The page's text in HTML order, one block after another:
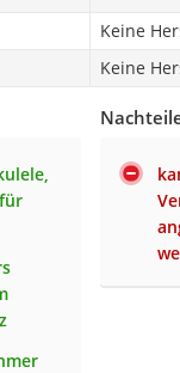
Keine
Keine